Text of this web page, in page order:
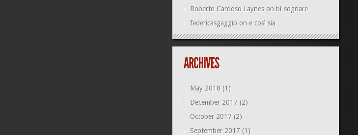
Roberto Cardoso Layneson bi-sognare
federicasgaggioon e così sia
May 2018(1)
December 2017(2)
October 2017(2)
September 2017(1)